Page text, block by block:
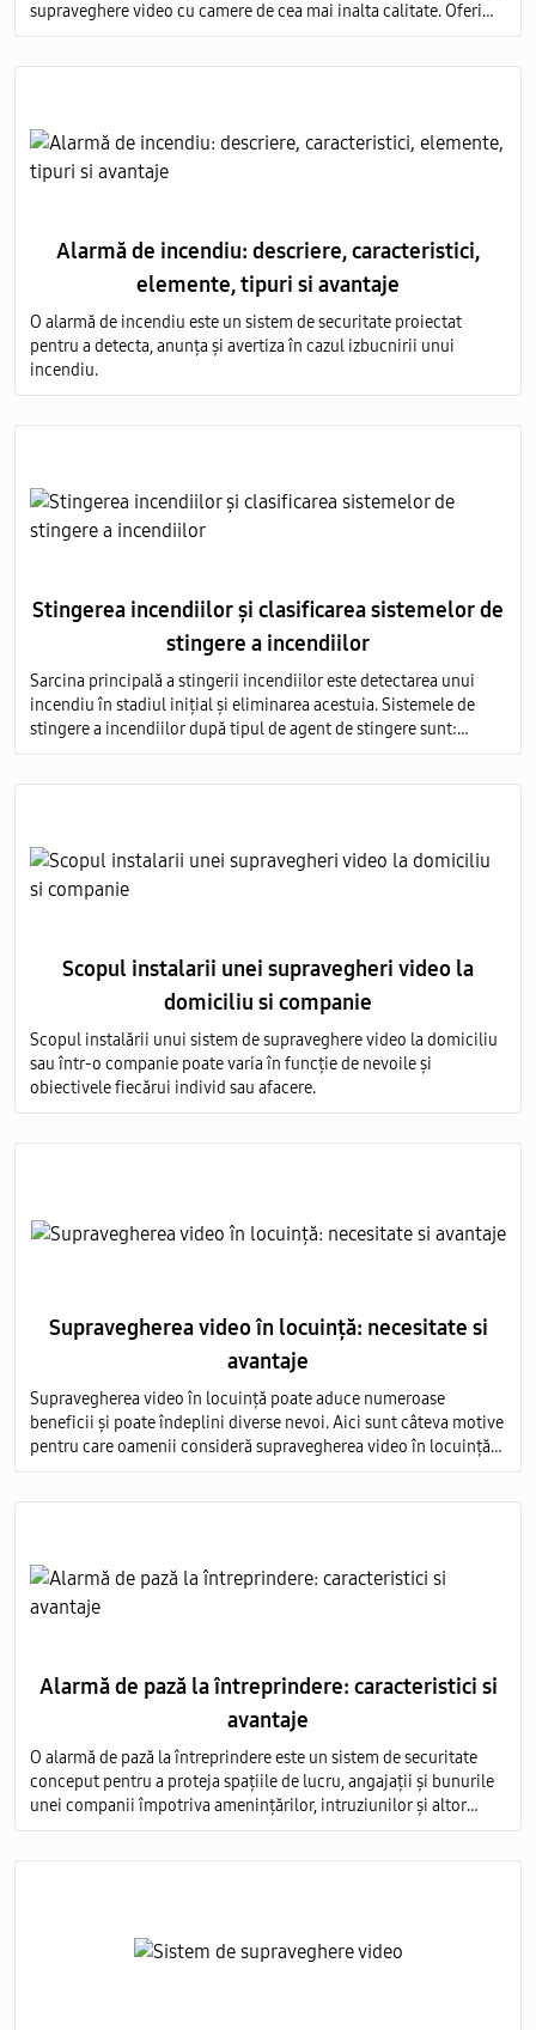
supraveghere video cu camere de cea mai inalta calitate. Oferim
servicii de vanzare si montare a echipamentelor de monitorizare
Alarmă de incendiu: descriere, caracteristici,
elemente, tipuri si avantaje
O alarmă de incendiu este un sistem de securitate proiectat
pentru a detecta, anunța și avertiza în cazul izbucnirii unui
incendiu.
Stingerea incendiilor și clasificarea sistemelor de
stingere a incendiilor
Sarcina principală a stingerii incendiilor este detectarea unui
incendiu în stadiul inițial și eliminarea acestuia. Sistemele de
stingere a incendiilor după tipul de agent de stingere sunt:
aerosoli; apă; pulbere; gaz; spumă.
Scopul instalarii unei supravegheri video la
domiciliu si companie
Scopul instalării unui sistem de supraveghere video la domiciliu
sau într-o companie poate varia în funcție de nevoile și
obiectivele fiecărui individ sau afacere.
Supravegherea video în locuință: necesitate si
avantaje
Supravegherea video în locuință poate aduce numeroase
beneficii și poate îndeplini diverse nevoi. Aici sunt câteva motive
pentru care oamenii consideră supravegherea video în locuință
ca fiind necesară, precum și avantajele asociate acestei practici
Alarmă de pază la întreprindere: caracteristici si
avantaje
O alarmă de pază la întreprindere este un sistem de securitate
conceput pentru a proteja spațiile de lucru, angajații și bunurile
unei companii împotriva amenințărilor, intruziunilor și altor
evenimente nedorite.